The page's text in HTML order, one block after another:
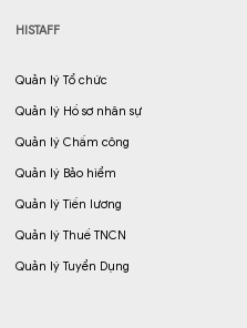
HISTAFF
Quản lý Tổ chức
Quản lý Hồ sơ nhân sự
Quản lý Chấm công
Quản lý Bảo hiểm
Quản lý Tiền lương
Quản lý Thuế TNCN
Quản lý Tuyển Dụng